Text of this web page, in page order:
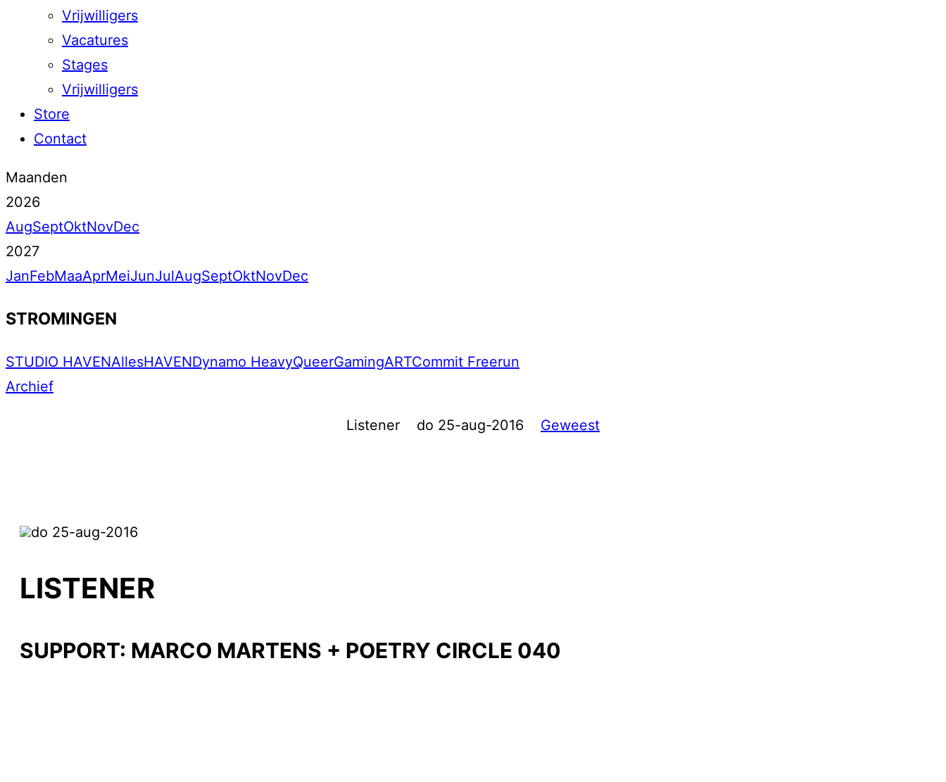
Vrijwilligers
Vacatures
Stages
Vrijwilligers
Store
Contact
Maanden
2026
AugSeptOktNovDec
2027
JanFebMaaAprMeiJunJulAugSeptOktNovDec
STROMINGEN
STUDIO HAVENAllesHAVENDynamo HeavyQueerGamingARTCommit Freerun
Archief
Listener do 25-aug-2016 Geweest
do 25-aug-2016
LISTENER
SUPPORT: MARCO MARTENS + POETRY CIRCLE 040